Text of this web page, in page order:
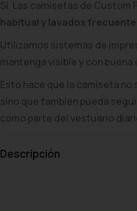
Sí. Las camisetas de Custom
habitual y lavados
Utilizamos sistemas de
mantenga visible y con
Esto hace que la camiseta
sino que también pueda
como parte del vestuario
Descripción